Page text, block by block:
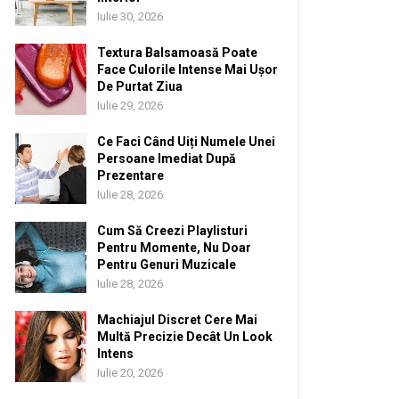
Iulie 30, 2026
Textura Balsamoasă Poate
Face Culorile Intense Mai Ușor
De Purtat Ziua
Iulie 29, 2026
Ce Faci Când Uiți Numele Unei
Persoane Imediat După
Prezentare
Iulie 28, 2026
Cum Să Creezi Playlisturi
Pentru Momente, Nu Doar
Pentru Genuri Muzicale
Iulie 28, 2026
Machiajul Discret Cere Mai
Multă Precizie Decât Un Look
Intens
Iulie 20, 2026